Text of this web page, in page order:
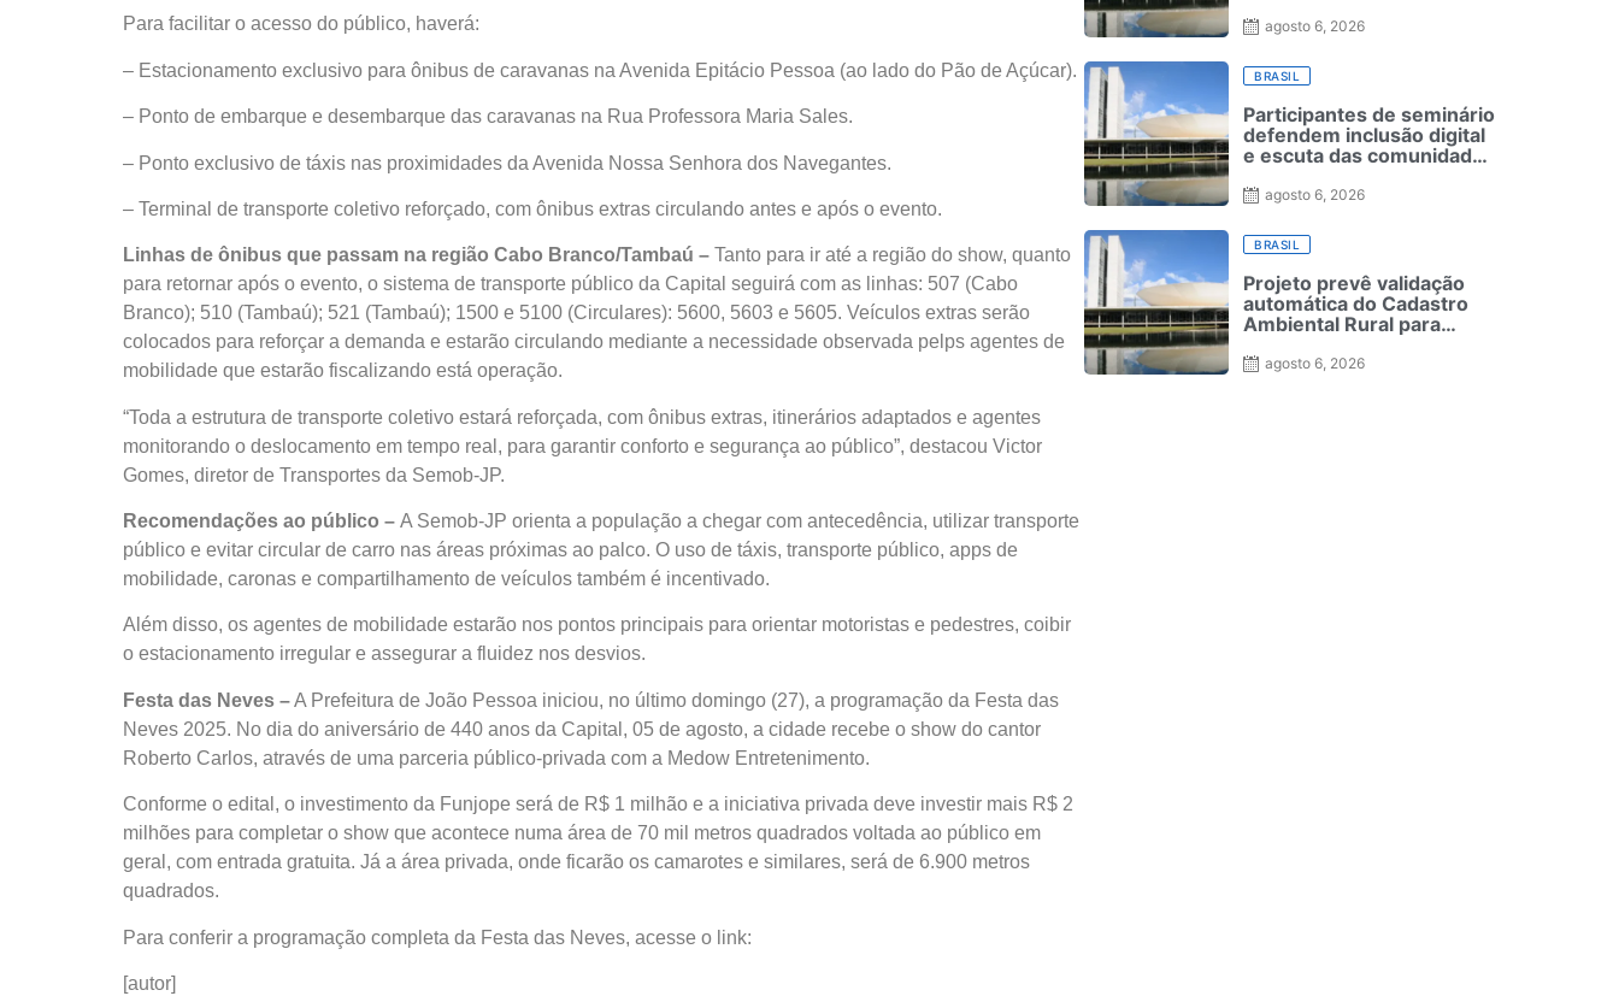
Para facilitar o acesso do público, haverá:
– Estacionamento exclusivo para ônibus de caravanas na Avenida Epitácio Pessoa (ao lado do Pão de Açúcar).
– Ponto de embarque e desembarque das caravanas na Rua Professora Maria Sales.
– Ponto exclusivo de táxis nas proximidades da Avenida Nossa Senhora dos Navegantes.
– Terminal de transporte coletivo reforçado, com ônibus extras circulando antes e após o evento.
Linhas de ônibus que passam na região Cabo Branco/Tambaú – Tanto para ir até a região do show, quanto
para retornar após o evento, o sistema de transporte público da Capital seguirá com as linhas: 507 (Cabo
Branco); 510 (Tambaú); 521 (Tambaú); 1500 e 5100 (Circulares): 5600, 5603 e 5605. Veículos extras serão
colocados para reforçar a demanda e estarão circulando mediante a necessidade observada pelps agentes de
mobilidade que estarão fiscalizando está operação.
“Toda a estrutura de transporte coletivo estará reforçada, com ônibus extras, itinerários adaptados e agentes
monitorando o deslocamento em tempo real, para garantir conforto e segurança ao público”, destacou Victor
Gomes, diretor de Transportes da Semob-JP.
Recomendações ao público – A Semob-JP orienta a população a chegar com antecedência, utilizar transporte
público e evitar circular de carro nas áreas próximas ao palco. O uso de táxis, transporte público, apps de
mobilidade, caronas e compartilhamento de veículos também é incentivado.
Além disso, os agentes de mobilidade estarão nos pontos principais para orientar motoristas e pedestres, coibir
o estacionamento irregular e assegurar a fluidez nos desvios.
Festa das Neves –A Prefeitura de João Pessoa iniciou, no último domingo (27), a programação da Festa das
Neves 2025. No dia do aniversário de 440 anos da Capital, 05 de agosto, a cidade recebe o show do cantor
Roberto Carlos, através de uma parceria público-privada com a Medow Entretenimento.
Conforme o edital, o investimento da Funjope será de R$ 1 milhão e a iniciativa privada deve investir mais R$ 2
milhões para completar o show que acontece numa área de 70 mil metros quadrados voltada ao público em
geral, com entrada gratuita. Já a área privada, onde ficarão os camarotes e similares, será de 6.900 metros
quadrados.
Para conferir a programação completa da Festa das Neves, acesse o link:
[autor]
para ensino superior
agosto 6, 2026
BRASIL
Participantes de seminário
defendem inclusão digital
e escuta das comunidades
favelas
agosto 6, 2026
BRASIL
Projeto prevê validação
automática do Cadastro
Ambiental Rural para
agosto 6, 2026